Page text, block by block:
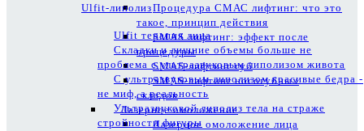
Ulfit-липолиз
Ulfit терапия лица
Складки и лишние объемы больше не
проблема с ультразвуковым липолизом живота
С ультразвуковым липолизом красивые бедра -
не миф, а реальность
Ультразвуковой липолиз тела на страже
стройности фигуры
Процедура СМАС лифтинг: что это
такое, принцип действия
SMAS лифтинг: эффект после
процедуры
SMAS-лифтинг губ
SMAS-лифтинг носогубных
складок
Лазерное омоложение
Лазерное омоложение лица